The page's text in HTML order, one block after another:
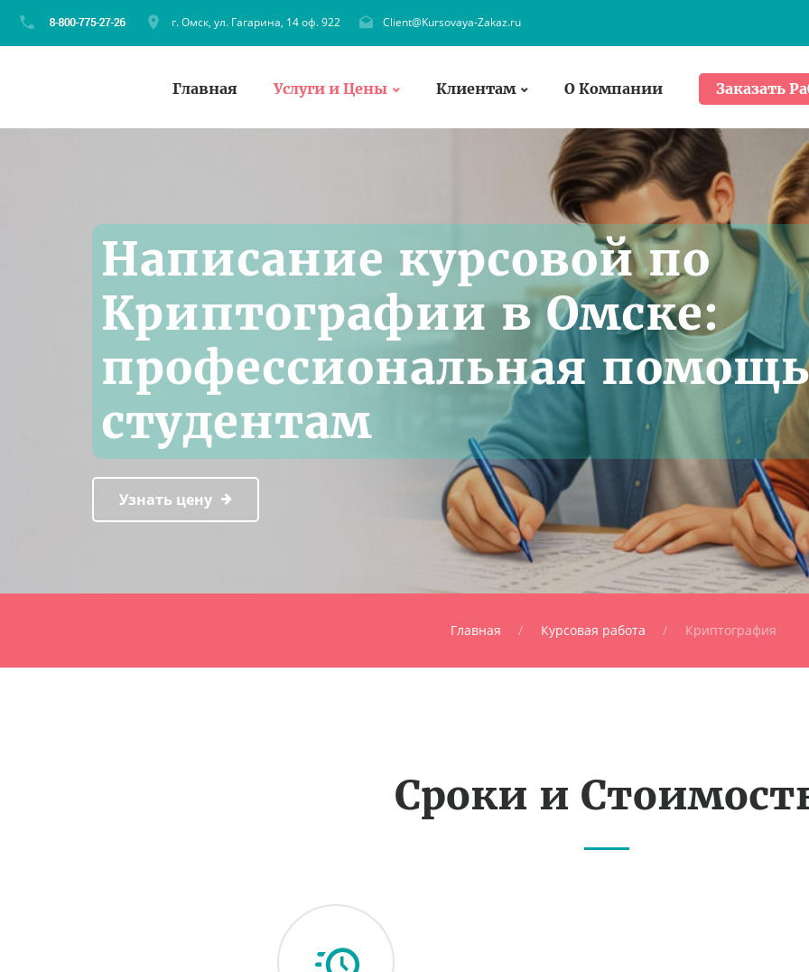
г. Омск, ул. Гагарина, 14 оф. 922 Client@Kursovaya-Zakaz.ru
Главная Услуги и Цены Клиентам О Компании Заказать
Написание курсовой по
Криптографии в Омске:
профессиональная помощь
студентам
Узнать цену
Главная Курсовая работа Криптография
Сроки и